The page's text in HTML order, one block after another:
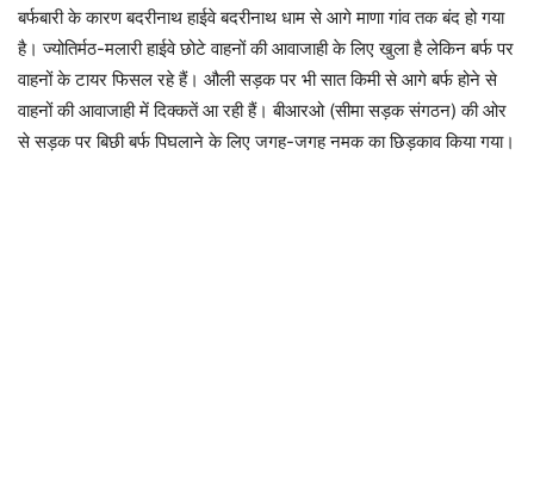
बर्फबारी के कारण बदरीनाथ हाईवे बदरीनाथ धाम से आगे माणा गांव तक बंद हो गया
है। ज्योतिर्मठ-मलारी हाईवे छोटे वाहनों की आवाजाही के लिए खुला है लेकिन बर्फ पर
वाहनों के टायर फिसल रहे हैं। औली सड़क पर भी सात किमी से आगे बर्फ होने से
वाहनों की आवाजाही में दिक्कतें आ रही हैं। बीआरओ (सीमा सड़क संगठन) की ओर
से सड़क पर बिछी बर्फ पिघलाने के लिए जगह-जगह नमक का छिड़काव किया गया।